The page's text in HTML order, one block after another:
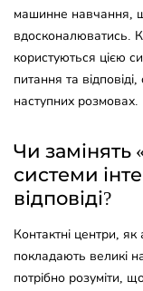
машинне навчання,
вдосконалюватись.
користуються цією
питання та
наступних розмовах.
Чи замінять
системи
відповіді?
Контактні центри, як
покладають великі
потрібно розуміти,